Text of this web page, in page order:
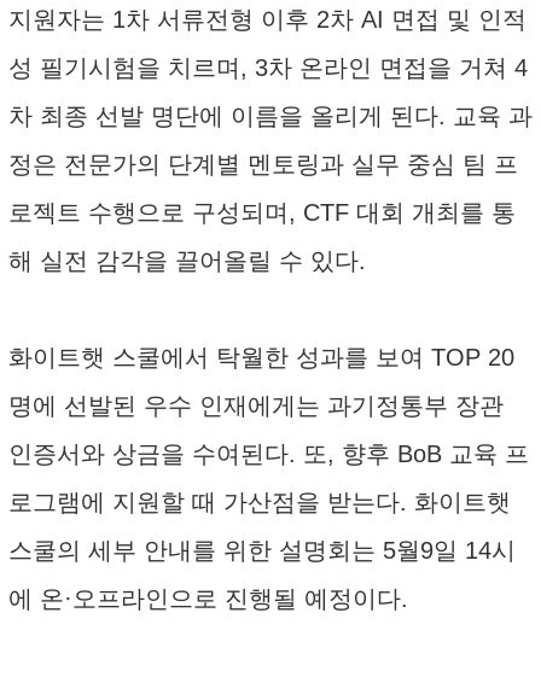
지원자는 1차 서류전형 이후 2차 AI 면접 및 인적
성 필기시험을 치르며, 3차 온라인 면접을 거쳐 4
차 최종 선발 명단에 이름을 올리게 된다. 교육 과
정은 전문가의 단계별 멘토링과 실무 중심 팀 프
로젝트 수행으로 구성되며, CTF 대회 개최를 통
해 실전 감각을 끌어올릴 수 있다.
화이트햇 스쿨에서 탁월한 성과를 보여 TOP 20
명에 선발된 우수 인재에게는 과기정통부 장관
인증서와 상금을 수여된다. 또, 향후 BoB 교육 프
로그램에 지원할 때 가산점을 받는다. 화이트햇
스쿨의 세부 안내를 위한 설명회는 5월9일 14시
에 온·오프라인으로 진행될 예정이다.